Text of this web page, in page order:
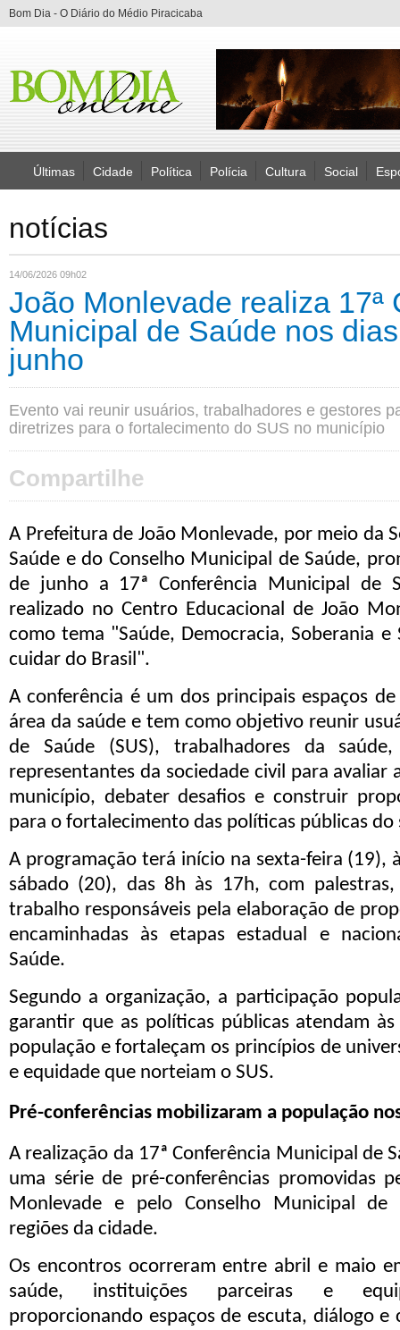
Bom Dia - O Diário do Médio Piracicaba
Últimas Cidade Política Polícia Cultura Social
notícias
14/06/2026 09h02
João Monlevade realiza 17ª
Municipal de Saúde nos
junho
Evento vai reunir usuários, trabalhadores e gestores
diretrizes para o fortalecimento do SUS no município
Compartilhe
A Prefeitura de João Monlevade, por meio da
Saúde e do Conselho Municipal de Saúde,
de junho a 17ª Conferência Municipal de
realizado no Centro Educacional de João
como tema "Saúde, Democracia, Soberania
cuidar do Brasil".
A conferência é um dos principais espaços
área da saúde e tem como objetivo reunir
de Saúde (SUS), trabalhadores da
representantes da sociedade civil para avaliar
município, debater desafios e construir
para o fortalecimento das políticas públicas do
A programação terá início na sexta-feira (19),
sábado (20), das 8h às 17h, com
trabalho responsáveis pela elaboração de
encaminhadas às etapas estadual e
Saúde.
Segundo a organização, a participação
garantir que as políticas públicas atendam às
população e fortaleçam os princípios de
e equidade que norteiam o SUS.
Pré-conferências mobilizaram a população
A realização da 17ª Conferência Municipal de
uma série de pré-conferências promovidas
Monlevade e pelo Conselho Municipal de
regiões da cidade.
Os encontros ocorreram entre abril e maio
saúde, instituições parceiras e
proporcionando espaços de escuta, diálogo e